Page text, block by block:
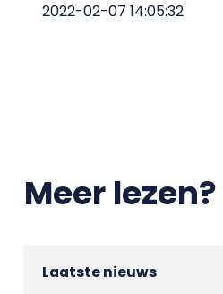
2022-02-07 14:05:32
Meer lezen?
Laatste nieuws